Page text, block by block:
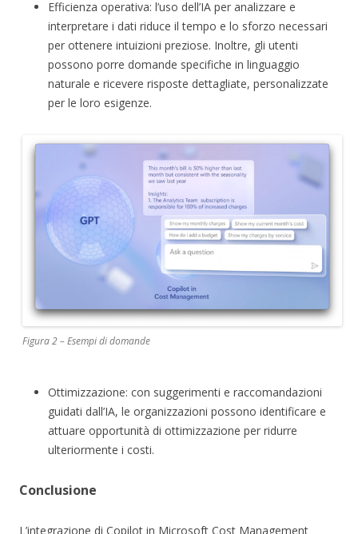
Efficienza operativa: l’uso dell’IA per analizzare e
interpretare i dati riduce il tempo e lo sforzo necessari
per ottenere intuizioni preziose. Inoltre, gli utenti
possono porre domande specifiche in linguaggio
naturale e ricevere risposte dettagliate, personalizzate
per le loro esigenze.
Figura 2 – Esempi di domande
Ottimizzazione: con suggerimenti e raccomandazioni
guidati dall’IA, le organizzazioni possono identificare e
attuare opportunità di ottimizzazione per ridurre
ulteriormente i costi.
Conclusione
L’integrazione di Copilot in Microsoft Cost Management